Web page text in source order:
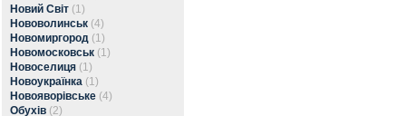
Новий Світ (1)
Нововолинськ (4)
Новомиргород (1)
Новомосковськ (1)
Новоселиця (1)
Новоукраїнка (1)
Новояворівське (4)
Обухів (2)